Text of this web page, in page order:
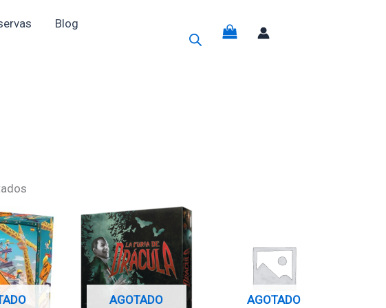
Blog
los
AGOTADO AGOTADO